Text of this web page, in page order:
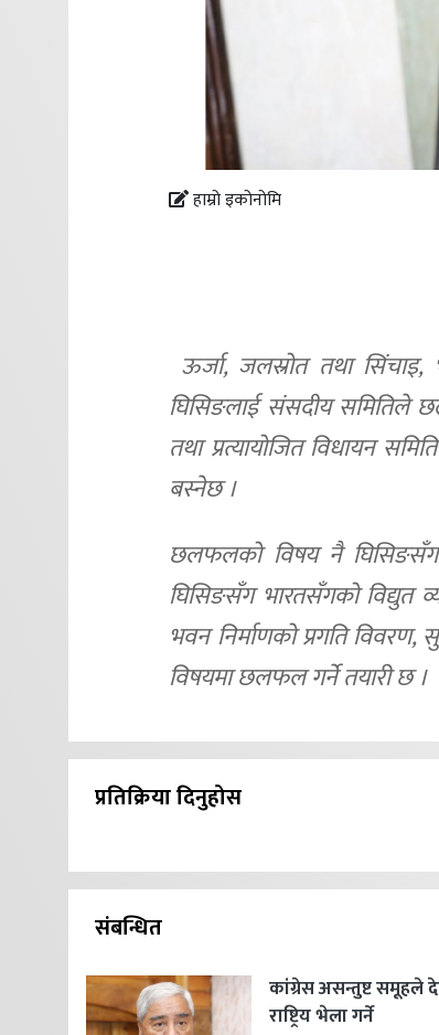
हाम्रो इकोनोमि
ऊर्जा, जलस्रोत तथा सिंचाइ,
घिसिङलाई संसदीय समितिले
तथा प्रत्यायोजित विधायन
बस्नेछ ।
छलफलको विषय नै
घिसिङसँग भारतसँगको विद्युत
भवन निर्माणको प्रगति
विषयमा छलफल गर्ने तयारी छ ।
प्रतिक्रिया दिनुहोस
संबन्धित
कांग्रेस असन्तुष्ट समूहले
राष्ट्रिय भेला गर्ने